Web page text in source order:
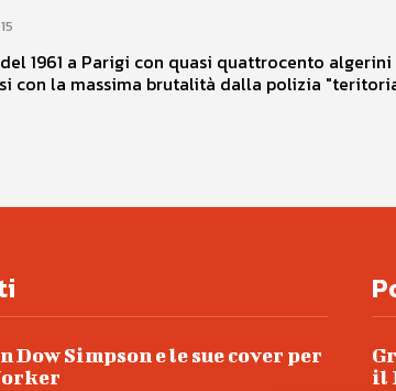
1961 a Parigi con quasi quattrocento algerini
con la massima brutalità dalla polizia
Dow Simpson e le sue cover per
il